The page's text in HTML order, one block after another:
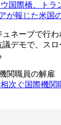
国際橋、トラ
が報じた米国
関職員の解
相次ぐ国際機